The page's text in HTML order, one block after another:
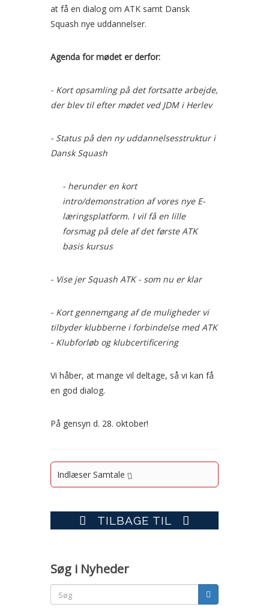
at få en dialog om ATK samt Dansk
Squash nye uddannelser.
Agenda for mødet er derfor:
- Kort opsamling på det fortsatte arbejde,
der blev til efter mødet ved JDM i Herlev
- Status på den ny uddannelsesstruktur i
Dansk Squash
- herunder en kort
intro/demonstration af vores nye E-
læringsplatform. I vil få en lille
forsmag på dele af det første ATK
basis kursus
- Vise jer Squash ATK - som nu er klar
- Kort gennemgang af de muligheder vi
tilbyder klubberne i forbindelse med ATK
- Klubforløb og klubcertificering
Vi håber, at mange vil deltage, så vi kan få
en god dialog.
På gensyn d. 28. oktober!
Indlæser Samtale
TILBAGE TIL
Søg i Nyheder